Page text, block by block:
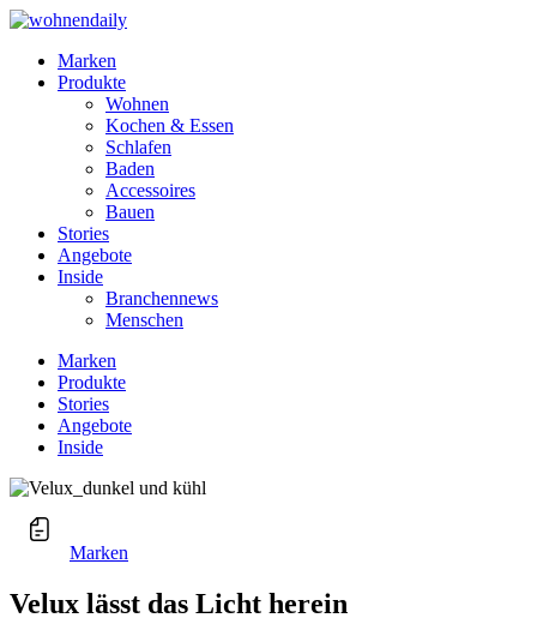
Marken
Produkte
Wohnen
Kochen & Essen
Schlafen
Baden
Accessoires
Bauen
Stories
Angebote
Inside
Branchennews
Menschen
Marken
Produkte
Stories
Angebote
Inside
Marken
Velux lässt das Licht herein